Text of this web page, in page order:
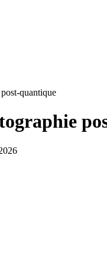
quantique